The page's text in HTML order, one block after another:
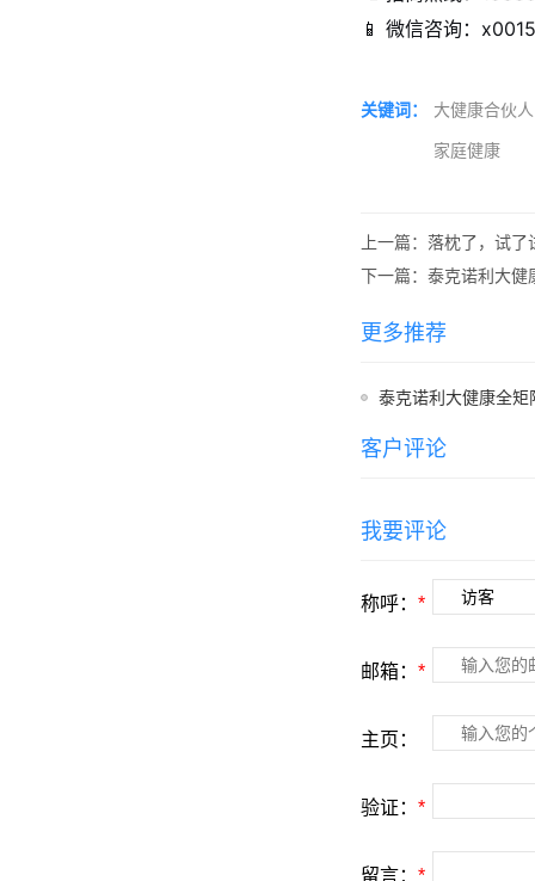
📱 微信咨询：
关键词： 大健康合伙人
家庭健康
上一篇：落枕了，试
下一篇：泰克诺利大健
更多推荐
泰克诺利大健康全
客户评论
我要评论
称呼： *
邮箱： *
主页：
验证： *
留言： *